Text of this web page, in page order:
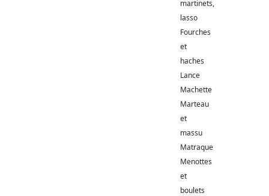
martinets,
lasso
Fourches
et
haches
Lance
Machette
Marteau
et
massu
Matraque
Menottes
et
boulets